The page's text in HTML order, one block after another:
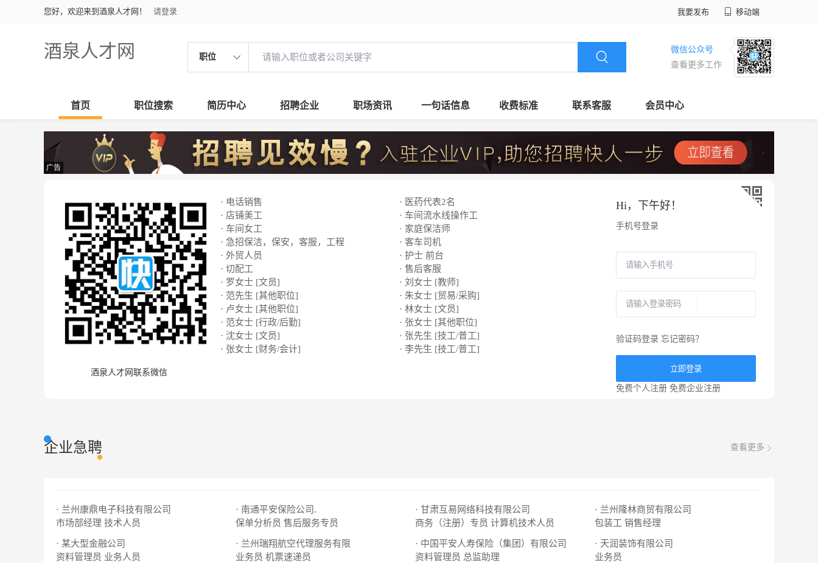
您好，欢迎来到酒泉人才网！ 请登录 我要发布 移动端
酒泉人才网 职位
微信公众号
查看更多工作
首页 职位搜索 简历中心 招聘企业 职场资讯 一句话信息 收费标准 联系客服 会员中心
广告
酒泉人才网联系微信
· 电话销售
· 医药代表2名
· 店铺美工
· 车间流水线操作工
· 车间女工
· 家庭保洁师
· 急招保洁，保安，客服，工程
· 客车司机
· 外贸人员
· 护士 前台
· 切配工
· 售后客服
· 罗女士 [文员]
· 刘女士 [教师]
· 范先生 [其他职位]
· 朱女士 [贸易/采购]
· 卢女士 [其他职位]
· 林女士 [文员]
· 范女士 [行政/后勤]
· 张女士 [其他职位]
· 沈女士 [文员]
· 张先生 [技工/普工]
· 张女士 [财务/会计]
· 李先生 [技工/普工]
Hi， 下午好！
手机号登录
验证码登录 忘记密码？
立即登录
免费个人注册 免费企业注册
企业急聘 查看更多
· 兰州康鼎电子科技有限公司
市场部经理 技术人员
· 南通平安保险公司.
保单分析员 售后服务专员
· 甘肃互易网络科技有限公司
商务（注册）专员 计算机技术人员
· 兰州隆林商贸有限公司
包装工 销售经理
· 某大型金融公司
资料管理员 业务人员
· 兰州瑞翔航空代理服务有限
业务员 机票速递员
· 中国平安人寿保险（集团）有限公司
资料管理员 总监助理
· 天润装饰有限公司
业务员